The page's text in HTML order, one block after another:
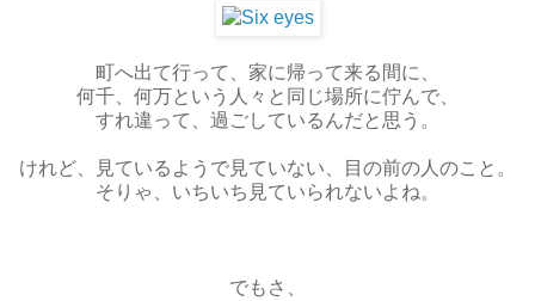
町へ出て行って、家に帰って来る間に、
何千、何万という人々と同じ場所に佇んで、
すれ違って、過ごしているんだと思う。
けれど、見ているようで見ていない、目の前の人のこと。
そりゃ、いちいち見ていられないよね。
でもさ、